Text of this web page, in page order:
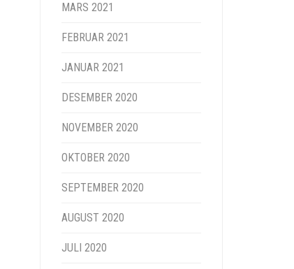
MARS 2021
FEBRUAR 2021
JANUAR 2021
DESEMBER 2020
NOVEMBER 2020
OKTOBER 2020
SEPTEMBER 2020
AUGUST 2020
JULI 2020